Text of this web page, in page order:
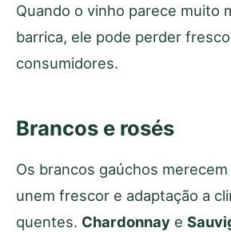
Quando o vinho parece muito
barrica, ele pode perder
consumidores.
Brancos e rosés
Os brancos gaúchos
unem frescor e adaptação a
quentes. Chardonnay e